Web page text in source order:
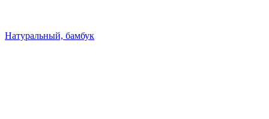
Натуральный, бамбук